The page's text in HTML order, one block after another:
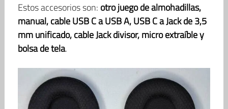
Estos accesorios son: otro juego de almohadillas,
manual, cable USB C a USB A, USB C a Jack de 3,5
mm unificado, cable Jack divisor, micro extraíble y
bolsa de tela.